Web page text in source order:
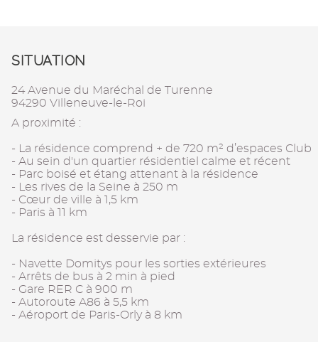
SITUATION
24 Avenue du Maréchal de Turenne
94290 Villeneuve-le-Roi
A proximité :
- La résidence comprend + de 720 m² d’espaces Club
- Au sein d'un quartier résidentiel calme et récent
- Parc boisé et étang attenant à la résidence
- Les rives de la Seine à 250 m
- Cœur de ville à 1,5 km
- Paris à 11 km
La résidence est desservie par :
- Navette Domitys pour les sorties extérieures
- Arrêts de bus à 2 min à pied
- Gare RER C à 900 m
- Autoroute A86 à 5,5 km
- Aéroport de Paris-Orly à 8 km